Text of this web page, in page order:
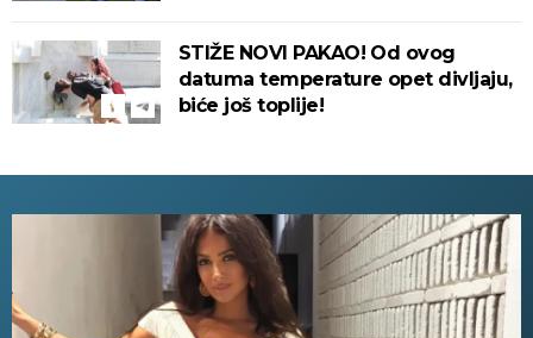
STIŽE NOVI PAKAO! Od ovog
datuma temperature opet divljaju,
biće još toplije!